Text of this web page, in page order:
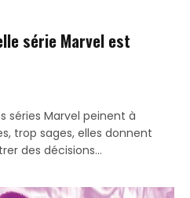
série Marvel est
séries Marvel peinent à
trop sages, elles donnent
des décisions…